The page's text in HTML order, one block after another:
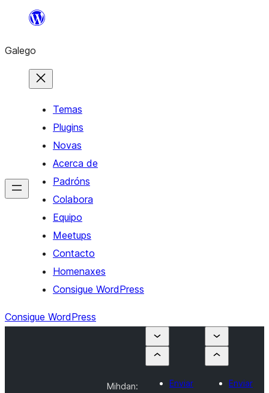
Saltar
contido
Galego
Temas
Plugins
Novas
Acerca de
Padróns
Colabora
Equipo
Meetups
Contacto
Homenaxes
Consigue WordPress
Consigue WordPress
Mihdan:
Enviar
Enviar